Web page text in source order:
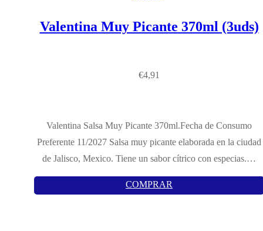
Valentina Muy Picante 370ml (3uds)
€4,91
Valentina Salsa Muy Picante 370ml.Fecha de Consumo
Preferente 11/2027 Salsa muy picante elaborada en la ciudad
de Jalisco, Mexico. Tiene un sabor cítrico con especias.…
COMPRAR